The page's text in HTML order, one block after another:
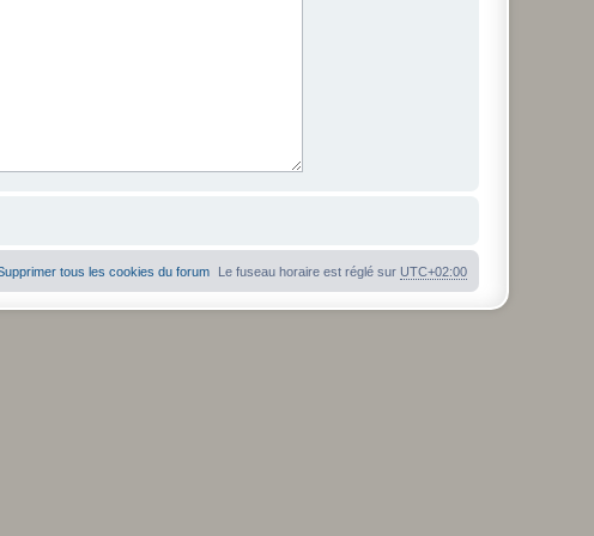
Le fuseau horaire est réglé sur UTC+02:00
tous les cookies du forum